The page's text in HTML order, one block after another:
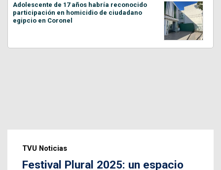
Adolescente de 17 años habría reconocido
participación en homicidio de ciudadano
egipcio en Coronel
TVU Noticias
Festival Plural 2025: un espacio